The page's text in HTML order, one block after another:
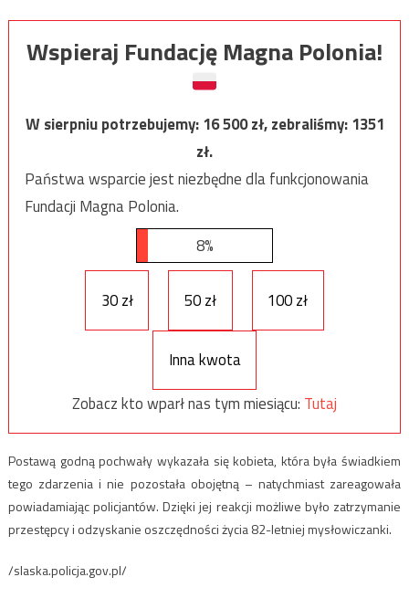
Wspieraj Fundację Magna Polonia!
W sierpniu potrzebujemy:16 500zł, zebraliśmy:1351
zł.
Państwa wsparcie jest niezbędne dla funkcjonowania
Fundacji Magna Polonia.
8%
30 zł 50 zł 100 zł
Inna kwota
Zobacz kto wparł nas tym miesiącu: Tutaj
Postawą godną pochwały wykazała się kobieta, która była świadkiem
tego zdarzenia i nie pozostała obojętną – natychmiast zareagowała
powiadamiając policjantów. Dzięki jej reakcji możliwe było zatrzymanie
przestępcy i odzyskanie oszczędności życia 82-letniej mysłowiczanki.
/slaska.policja.gov.pl/